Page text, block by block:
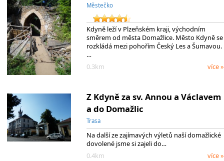
Městečko
Kdyně leží v Plzeňském kraji, východním
směrem od města Domažlice. Město Kdyně se
rozkládá mezi pohořím Český Les a Šumavou.
…
0.3km
více »
Z Kdyně za sv. Annou a Václavem
a do Domažlic
Trasa
Na další ze zajímavých výletů naší domažlické
dovolené jsme si zajeli do…
0.4km
více »